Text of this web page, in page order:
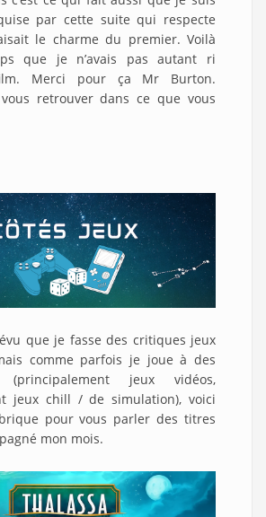
par cette suite qui respecte
le charme du premier. Voilà
que je n’avais pas autant ri
Merci pour ça Mr Burton.
retrouver dans ce que vous
que je fasse des critiques jeux
comme parfois je joue à des
jeux vidéos,
jeux chill / de simulation), voici
pour vous parler des titres
mon mois.